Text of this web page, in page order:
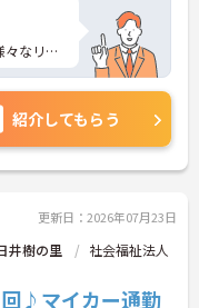
なリハ
の職種
する事が
、暴れた
。
紹介してもらう
更新日：2026年07月23日
井樹の里
社会福祉法人
回♪マイカー通勤